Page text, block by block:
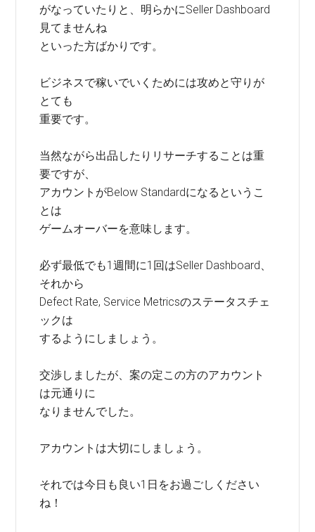
がなっていたりと、明らかにSeller Dashboard
見てませんね
といった方ばかりです。
ビジネスで稼いでいくためには攻めと守りが
とても
重要です。
当然ながら出品したりリサーチすることは重
要ですが、
アカウントがBelow Standardになるというこ
とは
ゲームオーバーを意味します。
必ず最低でも1週間に1回はSeller Dashboard、
それから
Defect Rate, Service Metricsのステータスチェ
ックは
するようにしましょう。
交渉しましたが、案の定この方のアカウント
は元通りに
なりませんでした。
アカウントは大切にしましょう。
それでは今日も良い1日をお過ごしください
ね！